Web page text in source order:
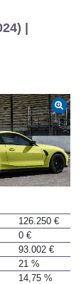
|
126.250 €
0 €
93.002 €
21 %
14,75 %